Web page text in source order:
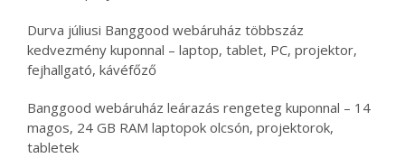
Durva júliusi Banggood webáruház többszáz
kedvezmény kuponnal – laptop, tablet, PC, projektor,
fejhallgató, kávéfőző
Banggood webáruház leárazás rengeteg kuponnal – 14
magos, 24 GB RAM laptopok olcsón, projektorok,
tabletek